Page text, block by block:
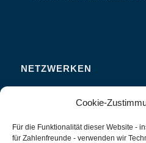
Cookie-
Für die Funktionalität dieser Website -
für Zahlenfreunde - verwenden wir
NETZWERKEN
Studieren